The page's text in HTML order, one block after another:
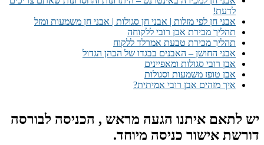
לדעת!
אבני חן לפי מזלות | אבני חן סגולות | אבני חן משמעות ומזל
תהליך מכירת אבן רובי ללקוחה
תהליך מכירת טבעת אמרלד ללקוח
אבני החושן – האבנים בבגדו של הכהן הגדול
אבן רובי סגולות ומאפיינים
אבן טופז משמעות וסגולות
איך מזהים אבן רובי אמיתית?
יש לתאם איתנו הגעה מראש , הכניסה לבורסה
דורשת אישור כניסה מיוחד.